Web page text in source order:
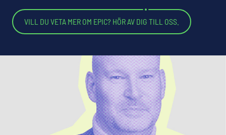
VILL DU VETA MER OM EPIC? HÖR AV DIG TILL OSS.